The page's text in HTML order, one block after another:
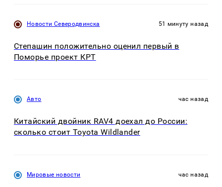
Новости Северодвинска 51 минуту назад
Степашин положительно оценил первый в
Поморье проект КРТ
Авто час назад
Китайский двойник RAV4 доехал до России:
сколько стоит Toyota Wildlander
Мировые новости час назад